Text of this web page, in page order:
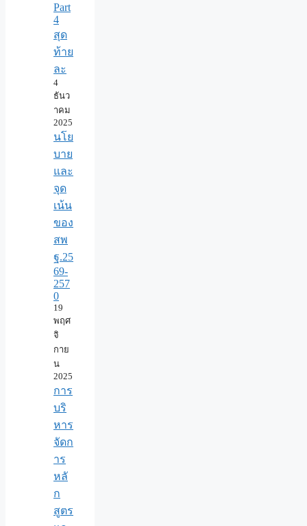
Part
4
สุด
ท้าย
ละ
4
ธันว
าคม
2025
นโย
บาย
และ
จุด
เน้น
ของ
สพ
ฐ.25
69-
257
0
19
พฤศ
จิ
กาย
น
2025
การ
บริ
หาร
จัดก
าร
หลั
ก
สูตร